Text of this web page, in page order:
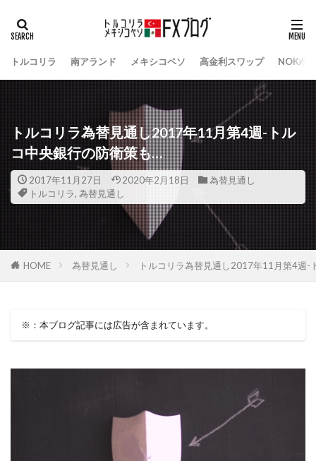
トルコリラ 南アランド メキシコペソ 高金利スワップ NOK/
トルコリラ為替見通し2017年11月第4週-トル
コ中央銀行の防衛策も…
2017年11月27日 2020年2月18日
為替見通し
トルコリラ, 為替見通し
HOME 為替見通し トルコリラ為替見通し2017年11月第4週-
※：本ブログ記事には広告が含まれています。